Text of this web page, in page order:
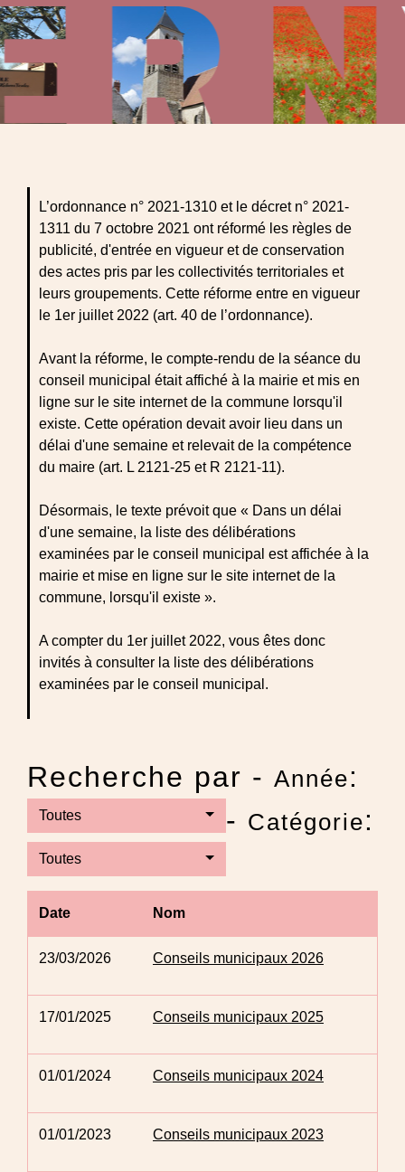
L’ordonnance n° 2021-1310 et le décret n° 2021-
1311 du 7 octobre 2021 ont réformé les règles de
publicité, d'entrée en vigueur et de conservation
des actes pris par les collectivités territoriales et
leurs groupements. Cette réforme entre en vigueur
le 1er juillet 2022 (art. 40 de l’ordonnance).
Avant la réforme, le compte-rendu de la séance du
conseil municipal était affiché à la mairie et mis en
ligne sur le site internet de la commune lorsqu'il
existe. Cette opération devait avoir lieu dans un
délai d'une semaine et relevait de la compétence
du maire (art. L 2121-25 et R 2121-11).
Désormais, le texte prévoit que « Dans un délai
d'une semaine, la liste des délibérations
examinées par le conseil municipal est affichée à la
mairie et mise en ligne sur le site internet de la
commune, lorsqu'il existe ».
A compter du 1er juillet 2022, vous êtes donc
invités à consulter la liste des délibérations
examinées par le conseil municipal.
Recherche par - Année:
Toutes - Catégorie:
Toutes
Date Nom
23/03/2026 Conseils municipaux 2026
17/01/2025 Conseils municipaux 2025
01/01/2024 Conseils municipaux 2024
01/01/2023 Conseils municipaux 2023